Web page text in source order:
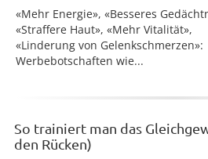
«Mehr Energie», «Besseres
«Straffere Haut», «Mehr Vitalität»,
«Linderung von Gelenkschmerzen»:
Werbebotschaften wie...
So trainiert man das
den Rücken)